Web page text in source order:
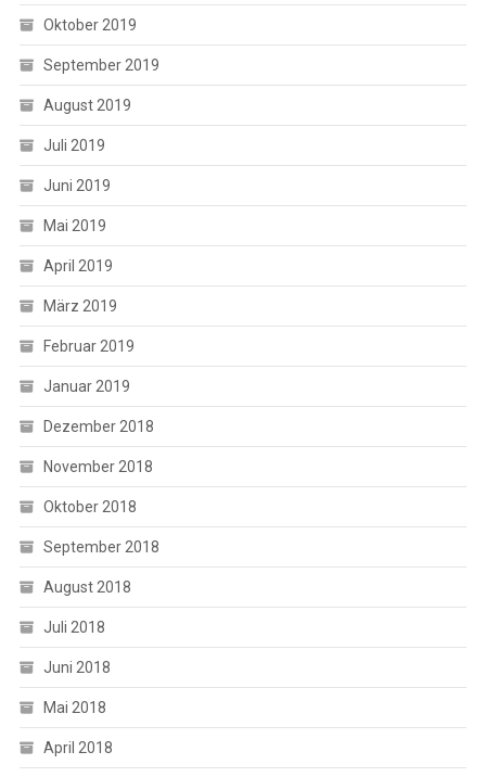
Oktober 2019
September 2019
August 2019
Juli 2019
Juni 2019
Mai 2019
April 2019
März 2019
Februar 2019
Januar 2019
Dezember 2018
November 2018
Oktober 2018
September 2018
August 2018
Juli 2018
Juni 2018
Mai 2018
April 2018